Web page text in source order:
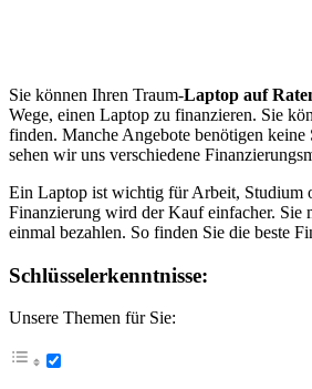
Sie können Ihren Traum-Laptop auf
Wege, einen Laptop zu finanzieren. Sie
finden. Manche Angebote benötigen
sehen wir uns verschiedene
Ein Laptop ist wichtig für Arbeit, Studium
Finanzierung wird der Kauf einfacher. Sie
einmal bezahlen. So finden Sie die beste
Schlüsselerkenntnisse:
Unsere Themen für Sie: